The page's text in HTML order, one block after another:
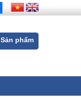
Sản phẩm